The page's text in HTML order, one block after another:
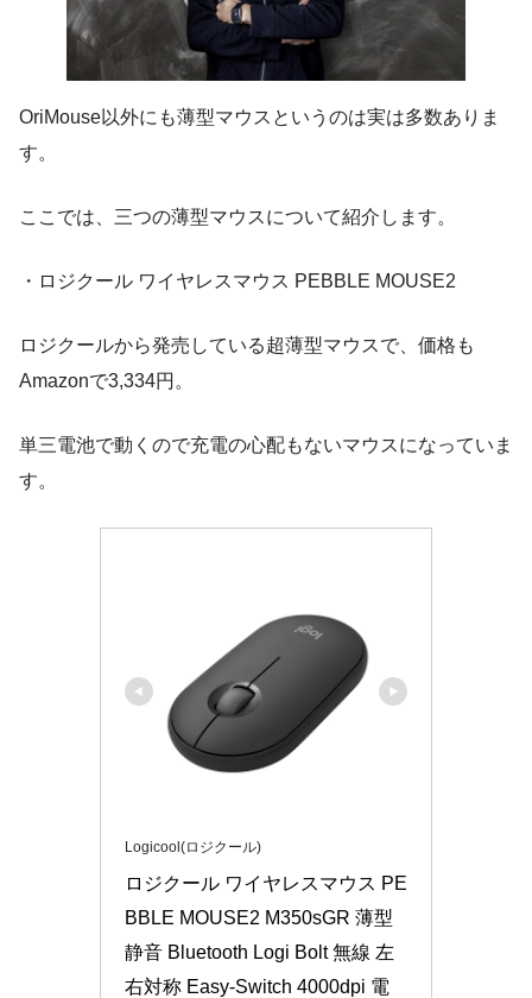
OriMouse以外にも薄型マウスというのは実は多数ありま
す。
ここでは、三つの薄型マウスについて紹介します。
・ロジクール ワイヤレスマウス PEBBLE MOUSE2
ロジクールから発売している超薄型マウスで、価格も
Amazonで3,334円。
単三電池で動くので充電の心配もないマウスになっていま
す。
Logicool(ロジクール)
ロジクール ワイヤレスマウス PE
BBLE MOUSE2 M350sGR 薄型
静音 Bluetooth Logi Bolt 無線 左
右対称 Easy-Switch 4000dpi 電